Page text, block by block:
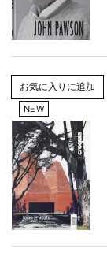
NEW